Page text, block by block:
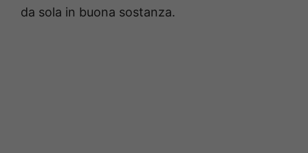
da sola in buona sostanza.